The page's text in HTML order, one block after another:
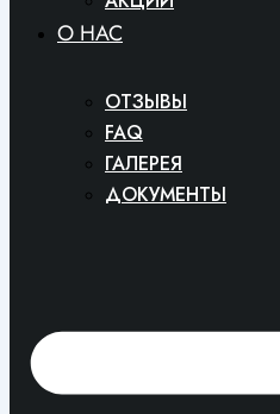
O HAC
ОТЗЫВЫ
FAQ
ГАЛЕРЕЯ
ДОКУМЕНТЫ